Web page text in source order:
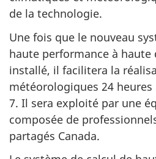
de la technologie.
Une fois que le nouveau
haute performance à
installé, il facilitera la
météorologiques 24
7. Il sera exploité par une
composée de
partagés Canada.